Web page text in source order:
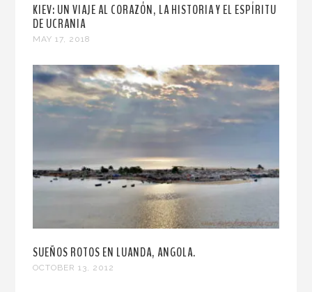
KIEV: UN VIAJE AL CORAZÓN, LA HISTORIA Y EL ESPÍRITU
DE UCRANIA
MAY 17, 2018
SUEÑOS ROTOS EN LUANDA, ANGOLA.
OCTOBER 13, 2012